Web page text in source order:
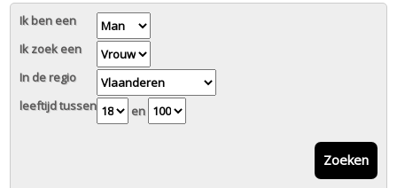
Ik ben een
Ik zoek een
In de regio
leeftijd tussen
en
Zoeken